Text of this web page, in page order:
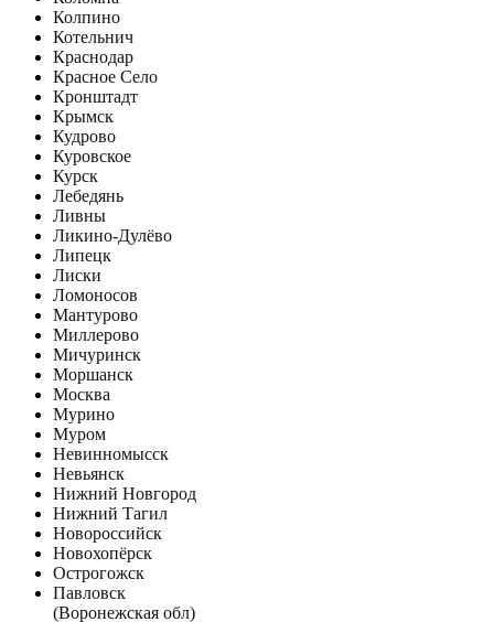
Колпино
Котельнич
Краснодар
Красное Село
Кронштадт
Крымск
Кудрово
Куровское
Курск
Лебедянь
Ливны
Ликино-Дулёво
Липецк
Лиски
Ломоносов
Мантурово
Миллерово
Мичуринск
Моршанск
Москва
Мурино
Муром
Невинномысск
Невьянск
Нижний Новгород
Нижний Тагил
Новороссийск
Новохопёрск
Острогожск
Павловск
(Воронежская обл)